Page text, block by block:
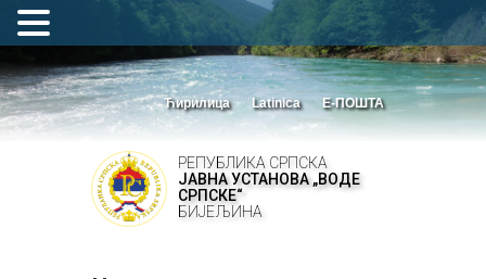
Ћирилица Latinica Е-ПОШТА
РЕПУБЛИКА СРПСКА
ЈАВНА УСТАНОВА „ВОДЕ
СРПСКЕ“
БИЈЕЉИНА